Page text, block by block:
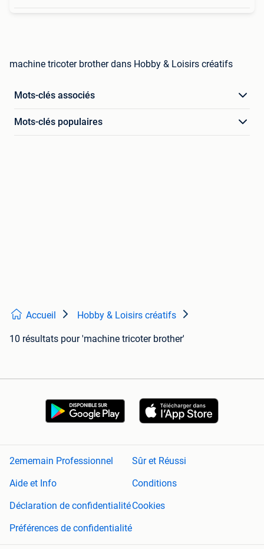
machine tricoter brother dans Hobby & Loisirs créatifs
Mots-clés associés
Mots-clés populaires
Accueil Hobby & Loisirs créatifs
10 résultats pour 'machine tricoter brother'
2ememain Professionnel
Sûr et Réussi
Aide et Info
Conditions
Déclaration de confidentialitéCookies
Préférences de confidentialité